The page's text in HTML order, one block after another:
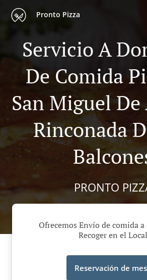
Pronto Pizza
Servicio A
De Comida
San Miguel
Rinconada
PRONTO
Ofrecemos Envío de comida
Recoger en el Local
Reservación de